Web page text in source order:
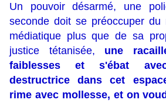
Un pouvoir désarmé, une
seconde doit se préoccuper du
médiatique plus que de sa
justice tétanisée, une
faiblesses et s'ébat
destructrice dans cet
rime avec mollesse, et on